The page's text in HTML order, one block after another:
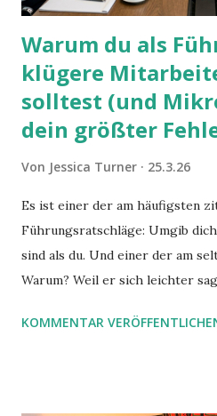
Warum du als
klügere
solltest (und
dein größter
Von Jessica Turner 25.3.26
Es ist einer der am häufigsten
Führungsratschläge: Umgib
sind als du. Und einer der am
Warum? Weil er sich leichter
KOMMENTAR